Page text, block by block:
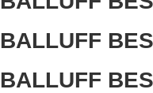
BALLUFF
BALLUFF